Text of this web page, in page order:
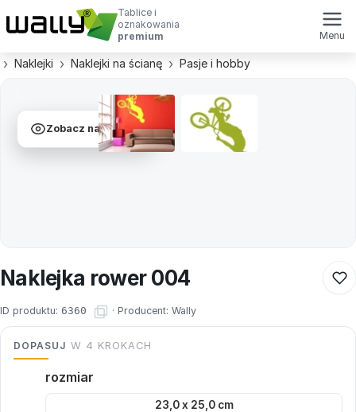
Tablice i
oznakowania
premium
Menu
Naklejki Naklejki na ścianę Pasje i hobby
Zobacz na ścianie
Naklejka rower 004
ID produktu: 6360 · Producent: Wally
DOPASUJ W 4 KROKACH
rozmiar
23,0 x 25,0 cm